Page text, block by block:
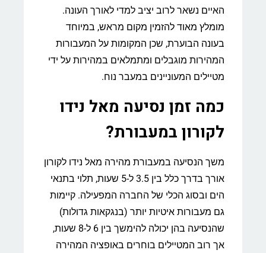
האיים נשאר לרוב יציב למדי לאורך העונה.
מומלץ מאוד להזמין מקום מראש, במיוחד
בעונה הבוערת, שכן המקומות על המעבורות
המהירות מוגבלים ומתמלאים במהירות על ידי
מטיילים המעוניינים במעבר נוח.
כמה זמן נסיעה מאל נידו
לקורון במעבורת?
משך הנסיעה במעבורת מהירה מאל נידו לקורון
אורך בדרך כלל בין 3.5 ל-5 שעות, תלוי בתנאי
הים ובסוג הכלי של החברה המפעילה. קיימות
גם מעבורות איטיות יותר (בנגקאות גדולות)
שהנסיעה בהן יכולה להימשך בין 6 ל-8 שעות,
אך רוב המטיילים בוחרים באופציה המהירה